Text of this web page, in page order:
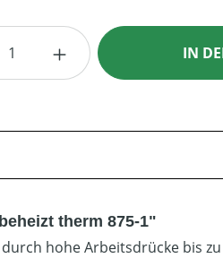
Anzahl: Gib den IN
therm 875-1"
hohe Arbeitsdrücke bis